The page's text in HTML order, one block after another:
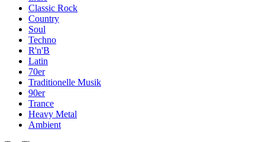
Classic Rock
Country
Soul
Techno
R'n'B
Latin
70er
Traditionelle Musik
90er
Trance
Heavy Metal
Ambient